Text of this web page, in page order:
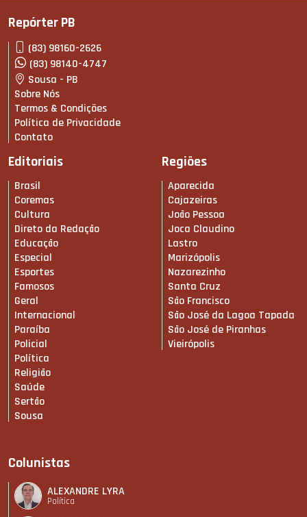
Repórter PB
(83) 98160-2626
(83) 98140-4747
Sousa - PB
Sobre Nós
Termos & Condições
Política de Privacidade
Contato
Editoriais
Brasil
Coremas
Cultura
Direto da Redação
Educação
Especial
Esportes
Famosos
Geral
Internacional
Paraíba
Policial
Política
Religião
Saúde
Sertão
Sousa
Regiões
Aparecida
Cajazeiras
João Pessoa
Joca Claudino
Lastro
Marizópolis
Nazarezinho
Santa Cruz
São Francisco
São José da Lagoa Tapada
São José de Piranhas
Vieirópolis
Colunistas
ALEXANDRE LYRA
Política